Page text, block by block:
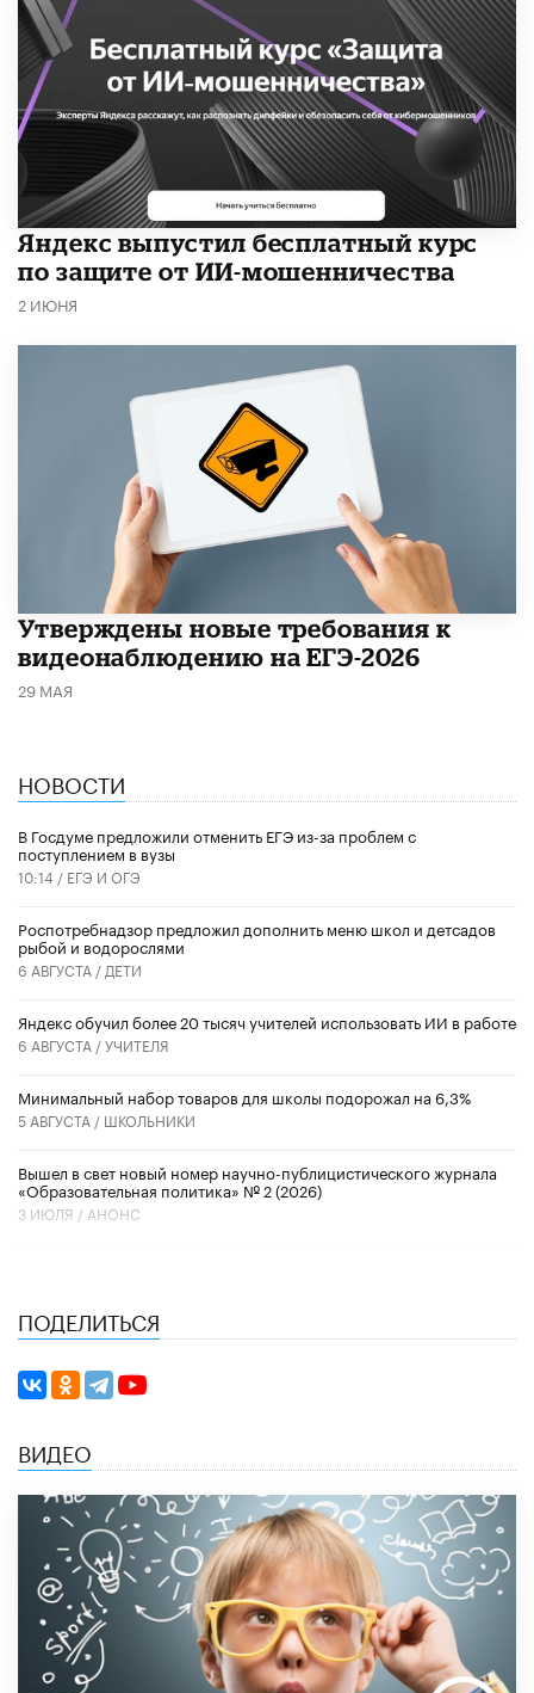
​Яндекс выпустил бесплатный курс
по защите от ИИ-мошенничества
2 ИЮНЯ
Утверждены новые требования к
видеонаблюдению на ЕГЭ-2026
29 МАЯ
НОВОСТИ
В Госдуме предложили отменить ЕГЭ из-за проблем с
поступлением в вузы
10:14 / ЕГЭ И ОГЭ
Роспотребнадзор предложил дополнить меню школ и детсадов
рыбой и водорослями
6 АВГУСТА / ДЕТИ
​Яндекс обучил более 20 тысяч учителей использовать ИИ в работе
6 АВГУСТА /УЧИТЕЛЯ
Минимальный набор товаров для школы подорожал на 6,3%
5 АВГУСТА / ШКОЛЬНИКИ
Вышел в свет новый номер научно-публицистического журнала
«Образовательная политика» № 2 (2026)
3 ИЮЛЯ / АНОНС
ПОДЕЛИТЬСЯ
ВИДЕО